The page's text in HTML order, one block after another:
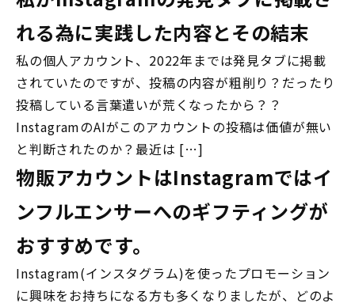
れる為に実践した内容とその結末
私の個人アカウント、2022年までは発見タブに掲載
されていたのですが、投稿の内容が粗削り？だったり
投稿している言葉遣いが荒くなったから？？
InstagramのAIがこのアカウントの投稿は価値が無い
と判断されたのか？最近は […]
物販アカウントはInstagramではイ
ンフルエンサーへのギフティングが
おすすめです。
Instagram(インスタグラム)を使ったプロモーション
に興味をお持ちになる方も多くなりましたが、どのよ